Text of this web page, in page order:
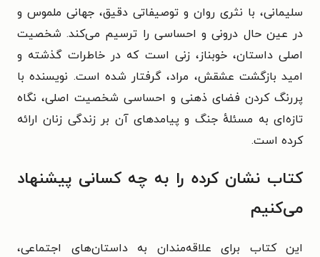
سلیمانی، با نثری روان و توصیفاتی دقیق، جهانی ملموس و
در عین حال درونی و احساسی را ترسیم می‌کند. شخصیت
اصلی داستان، خوبناز، زنی است که در خاطرات گذشته و
امید بازگشت عشقش، مراد، گرفتار شده است. نویسنده با
پررنگ کردن فضای ذهنی و احساسی شخصیت اصلی، نگاه
تازه‌ای به مسئله‌ٔ جنگ و پیامدهای آن بر زندگی زنان ارائه
کرده است.
کتاب نشان کرده را به چه کسانی پیشنهاد
می‌کنیم
این کتاب برای علاقه‌مندان به داستان‌های اجتماعی،